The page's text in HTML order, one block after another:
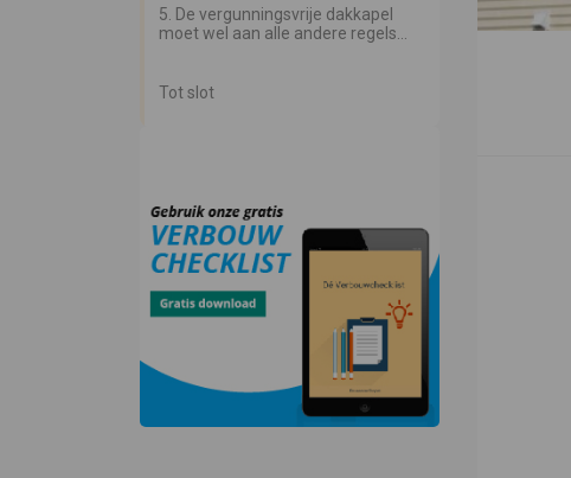
5. De vergunningsvrije dakkapel
moet wel aan alle andere regels
Tot slot